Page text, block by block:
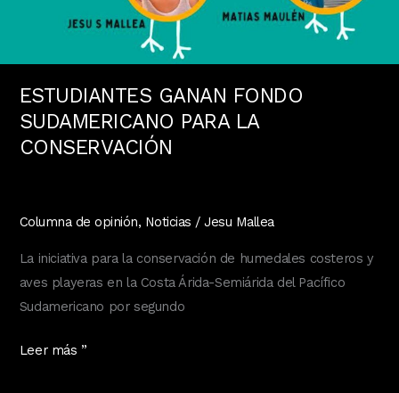
ESTUDIANTES GANAN FONDO
SUDAMERICANO PARA LA
CONSERVACIÓN
Columna de opinión, Noticias /Jesu Mallea
La iniciativa para la conservación de humedales costeros y
aves playeras en la Costa Árida-Semiárida del Pacífico
Sudamericano por segundo
ESTUDIANTES
Leer más ”